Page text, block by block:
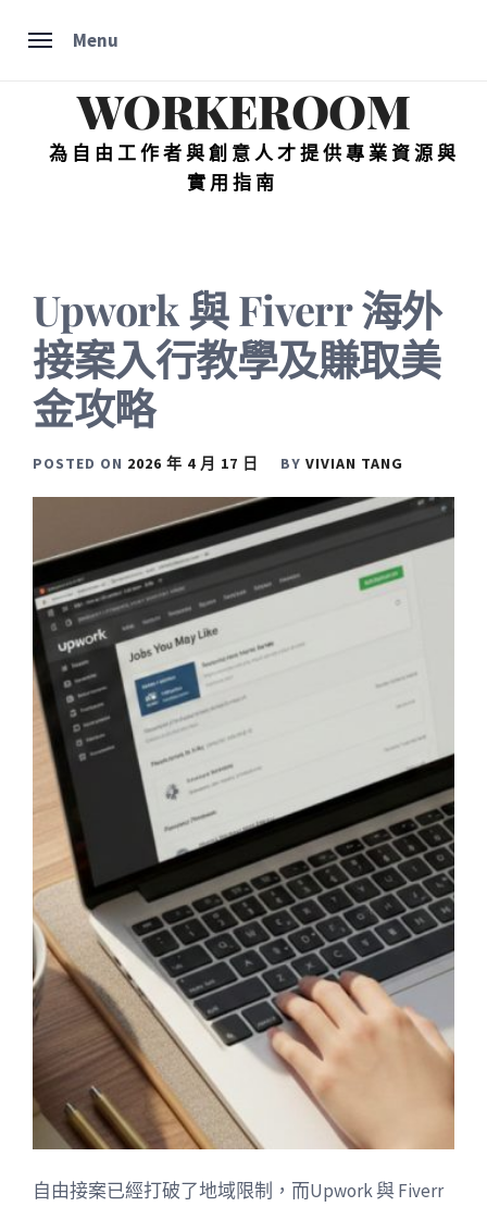
Menu
WORKEROOM
為自由工作者與創意人才提供專業資源與
實用指南
Upwork 與 Fiverr 海外
接案入行教學及賺取美
金攻略
POSTED ON 2026 年 4 月 17 日 BY VIVIAN TANG
自由接案已經打破了地域限制，而Upwork 與 Fiverr